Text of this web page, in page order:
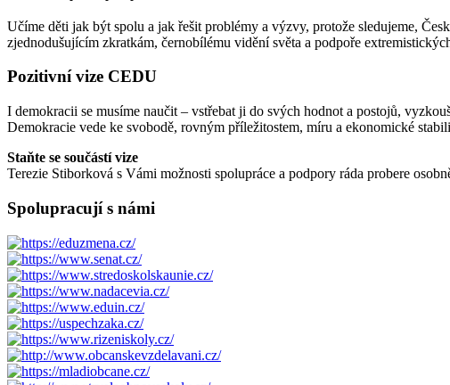
Učíme děti jak být spolu a jak řešit problémy a výzvy, protože sledujeme,
zjednodušujícím zkratkám, černobílému vidění světa a podpoře
Pozitivní vize CEDU
I demokracii se musíme naučit – vstřebat ji do svých hodnot a postojů,
Demokracie vede ke svobodě, rovným příležitostem, míru a ekonomické
Staňte se součástí vize
Terezie Stiborková s Vámi možnosti spolupráce a podpory ráda probere
Spolupracují s námi